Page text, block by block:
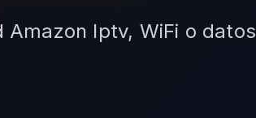
Iptv, WiFi o datos